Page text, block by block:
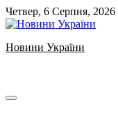
Skip
to
Четвер, 6 Серпня, 2026
Новини України